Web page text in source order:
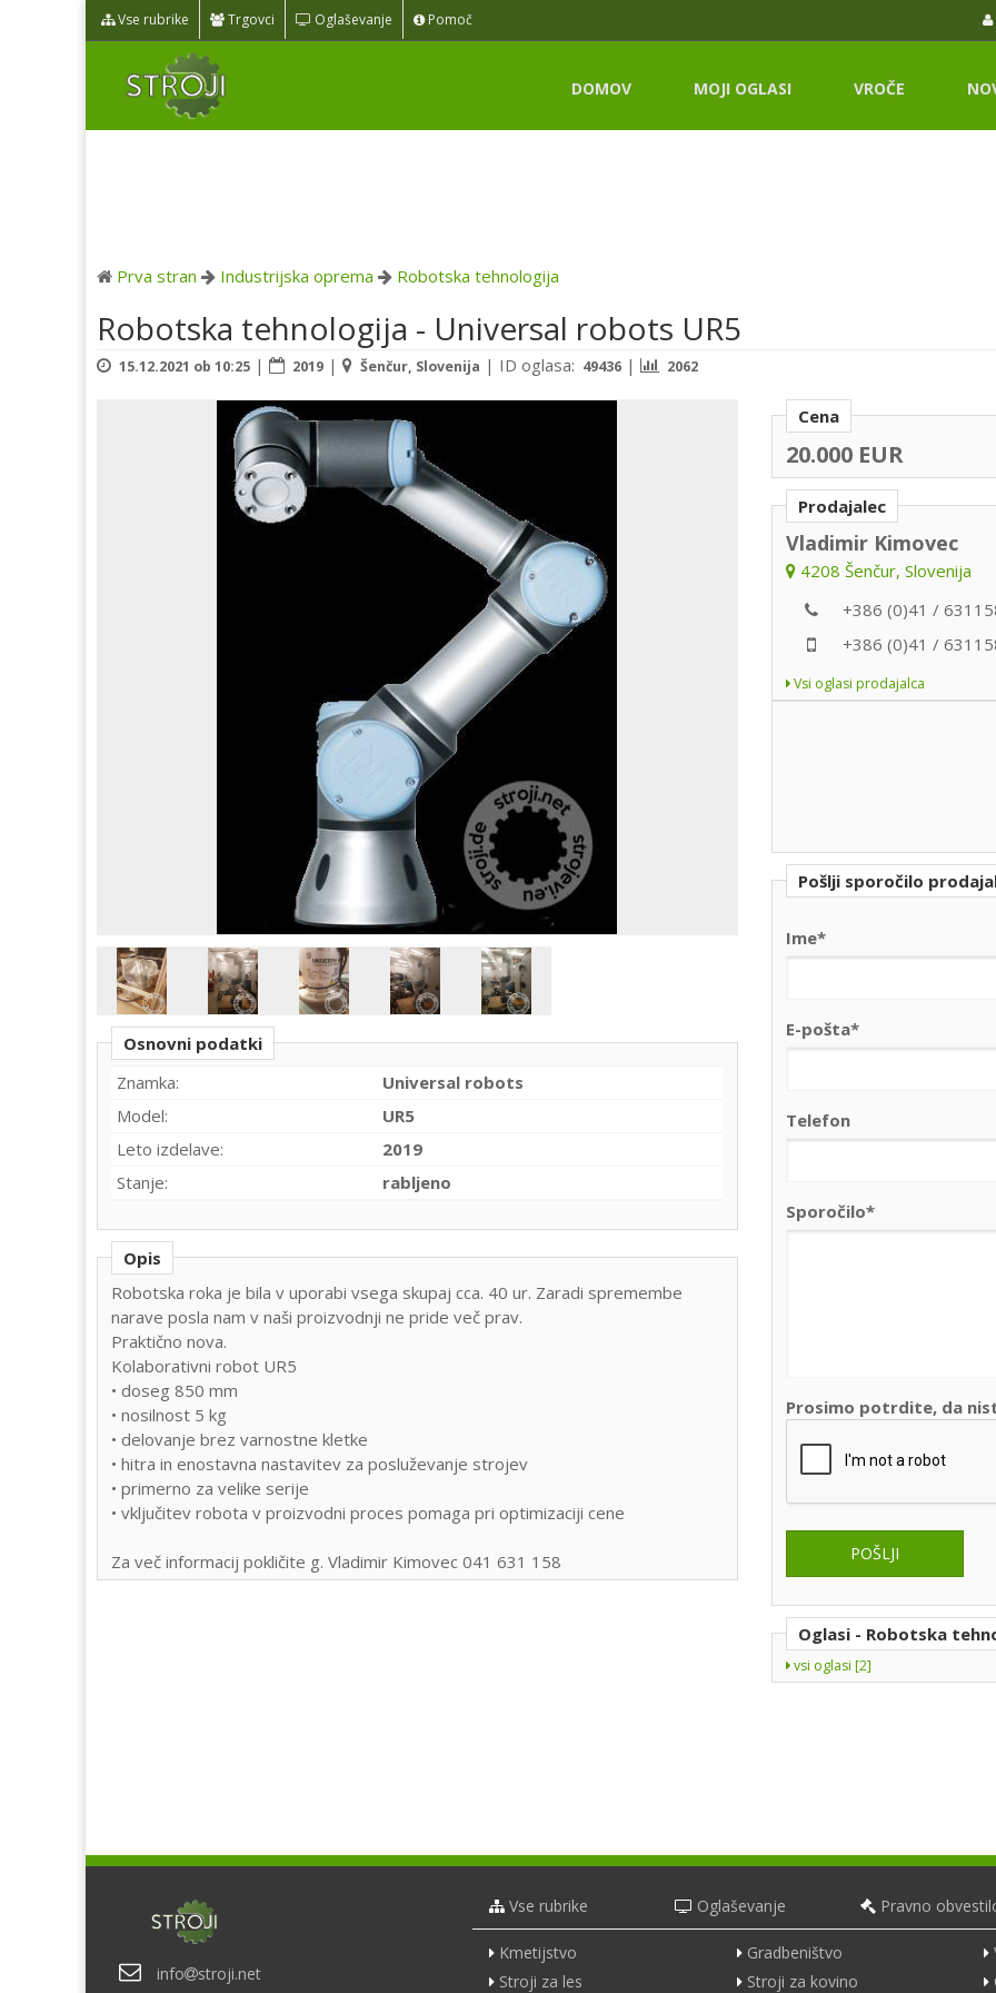
Vse rubrike Trgovci Oglaševanje Pomoč
DOMOV MOJI OGLASI VROČE
Prva stran Industrijska oprema Robotska tehnologija
Robotska tehnologija - Universal robots UR5
15.12.2021 ob 10:25 | 2019 | Šenčur, Slovenija | ID oglasa: 49436 | 2062
Osnovni podatki
Znamka:
Universal robots
Model:
UR5
Leto izdelave:
2019
Stanje:
rabljeno
Opis
Robotska roka je bila v uporabi vsega skupaj cca. 40 ur. Zaradi spremembe
narave posla nam v naši proizvodnji ne pride več prav.
Praktično nova.
Kolaborativni robot UR5
• doseg 850 mm
• nosilnost 5 kg
• delovanje brez varnostne kletke
• hitra in enostavna nastavitev za posluževanje strojev
• primerno za velike serije
• vključitev robota v proizvodni proces pomaga pri optimizaciji cene
Za več informacij pokličite g. Vladimir Kimovec 041 631 158
Cena
20.000 EUR
Prodajalec
Vladimir Kimovec
4208 Šenčur, Slovenija
+386 (0)41 /
+386 (0)41 /
Vsi oglasi prodajalca
Pošlji sporočilo
Ime*
E-pošta*
Telefon
Sporočilo*
Prosimo potrdite, da
Oglasi - Robotska
vsi oglasi [2]
info stroji.net
Vse rubrike Oglaševanje Pravno
Kmetijstvo Gradbeništvo
Stroji za les
Stroji za kovino